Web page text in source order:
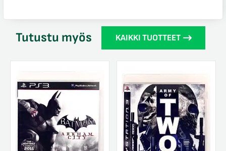
Tutustu myös KAIKKI TUOTTEET